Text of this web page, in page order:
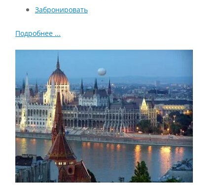
Забронировать
Подробнее ...